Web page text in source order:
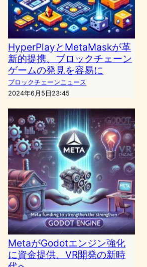
HyperPlayとMetaMaskが革
新的提携、ブロックチェーン
ゲームの発見を容易に
ブロックチェーンニュース
2024年6月5日23:45
MetaがGodotエンジン強化
に資金提供、VR開発の新時